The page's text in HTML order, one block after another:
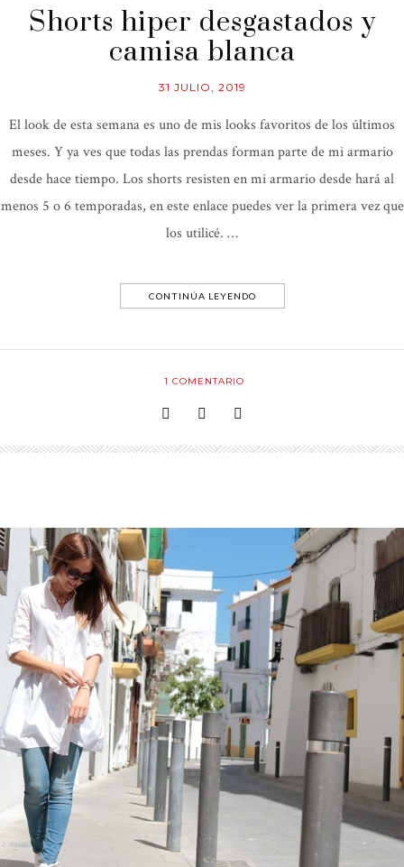
Shorts hiper desgastados y
camisa blanca
31 JULIO, 2019
El look de esta semana es uno de mis looks favoritos de los últimos
meses. Y ya ves que todas las prendas forman parte de mi armario
desde hace tiempo. Los shorts resisten en mi armario desde hará al
menos 5 o 6 temporadas, en este enlace puedes ver la primera vez que
los utilicé. …
CONTINÚA LEYENDO
1 COMENTARIO